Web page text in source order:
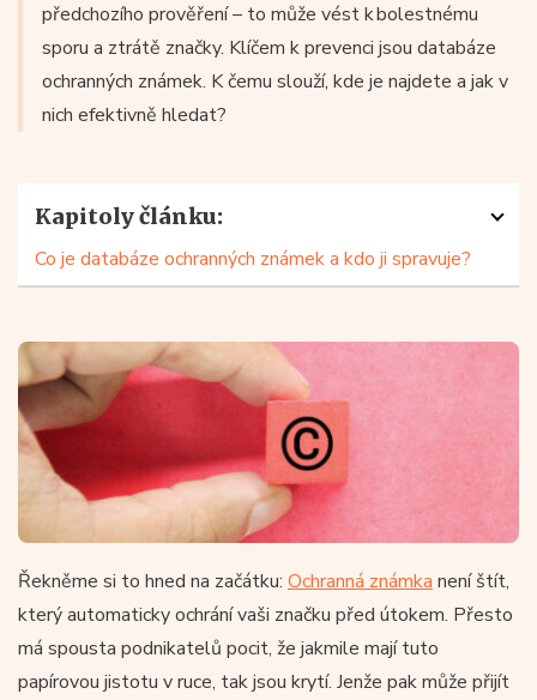
předchozího prověření – to může vést k bolestnému
sporu a ztrátě značky. Klíčem k prevenci jsou databáze
ochranných známek. K čemu slouží, kde je najdete a jak v
nich efektivně hledat?
Kapitoly článku:
Co je databáze ochranných známek a kdo ji spravuje?
Řekněme si to hned na začátku: Ochranná známka není štít,
který automaticky ochrání vaši značku před útokem. Přesto
má spousta podnikatelů pocit, že jakmile mají tuto
papírovou jistotu v ruce, tak jsou krytí. Jenže pak může přijít